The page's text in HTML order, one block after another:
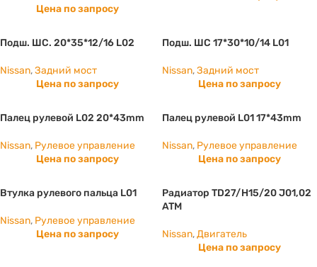
Цена по запросу
Подш. ШС. 20*35*12/16 L02
Nissan,Задний мост
Цена по запросу
Подш. ШС 17*30*10/14 L01
Nissan,Задний мост
Цена по запросу
Палец рулевой L02 20*43mm
Nissan, Рулевое управление
Цена по запросу
Палец рулевой L01 17*43mm
Nissan, Рулевое управление
Цена по запросу
Втулка рулевого пальца L01
Nissan, Рулевое управление
Цена по запросу
Радиатор TD27/H15/20 J01,02
ATM
Nissan,Двигатель
Цена по запросу